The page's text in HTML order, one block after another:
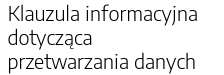
Klauzula informacyjna
dotycząca
przetwarzania danych